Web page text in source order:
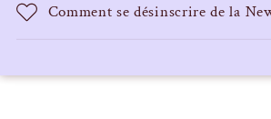
Comment se désinscrire de la